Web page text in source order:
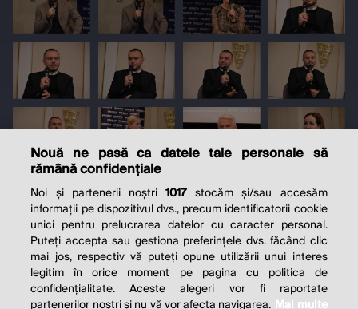
Nouă ne pasă ca datele tale personale să
rămână confidențiale
Noi și partenerii noștri1017 stocăm și/sau accesăm
informații pe dispozitivul dvs., precum identificatorii cookie
unici pentru prelucrarea datelor cu caracter personal.
Puteți accepta sau gestiona preferințele dvs. făcând clic
mai jos, respectiv vă puteți opune utilizării unui interes
legitim în orice moment pe pagina cu politica de
confidențialitate. Aceste alegeri vor fi raportate
partenerilor noștri și nu vă vor afecta navigarea. Mai multe